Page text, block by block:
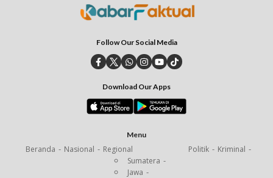
Follow Our Social Media
Download Our Apps
Menu
Beranda Nasional
Regional
Sumatera
Jawa
Politik Kriminal